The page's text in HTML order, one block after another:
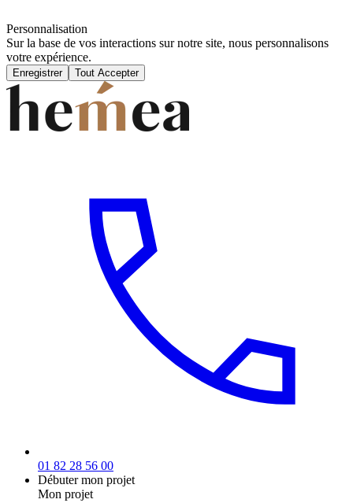
Personnalisation
Sur la base de vos interactions sur notre site, nous personnalisons
votre expérience.
Enregistrer Tout Accepter
01 82 28 56 00
Débuter mon projet
Mon projet